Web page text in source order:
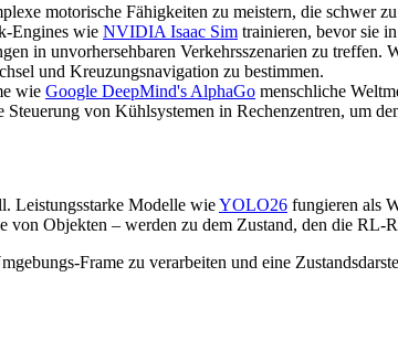
motorische Fähigkeiten zu meistern, die schwer
Engines wie NVIDIA Isaac Sim trainieren, bevor sie
in unvorhersehbaren Verkehrsszenarien zu treffen.
und Kreuzungsnavigation zu bestimmen.
wie Google DeepMind's AlphaGo menschliche
von Kühlsystemen in Rechenzentren, um
Leistungsstarke Modelle wieYOLO26 fungieren als
Objekten – werden zu dem Zustand, den die
Frame zu verarbeiten und eine